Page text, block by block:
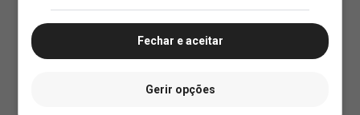
Fechar e aceitar
Gerir opções